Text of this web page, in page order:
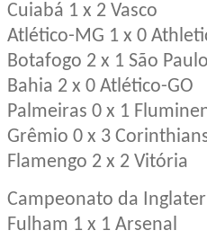
Cuiabá 1 x 2 Vasco
Atlético-MG 1 x 0
Botafogo 2 x 1 São
Bahia 2 x 0 Atlético-GO
Palmeiras 0 x 1
Grêmio 0 x 3
Flamengo 2 x 2 Vitória
Campeonato da
Fulham 1 x 1 Arsenal